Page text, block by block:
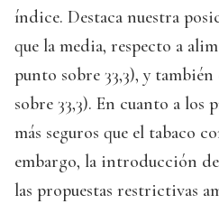
índice. Destaca nuestra
que la media, respecto a
punto sobre 33,3), y
sobre 33,3). En cuanto a
más seguros que el tabaco
embargo, la introducción
las propuestas restrictivas